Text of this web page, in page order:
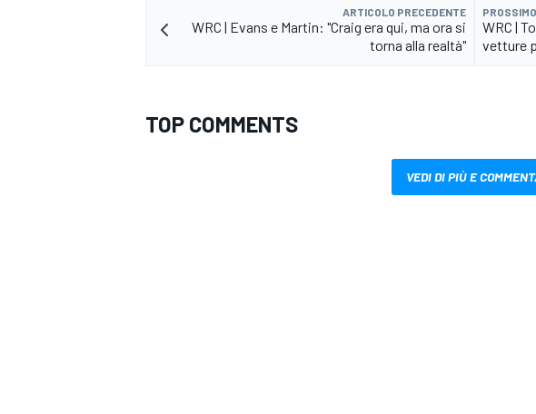
ARTICOLO PRECEDENTE
WRC | Evans e Martin: "Craig era qui, ma ora si
torna alla realtà"
WRC |
vetture
TOP COMMENTS
VEDI DI PIÙ E